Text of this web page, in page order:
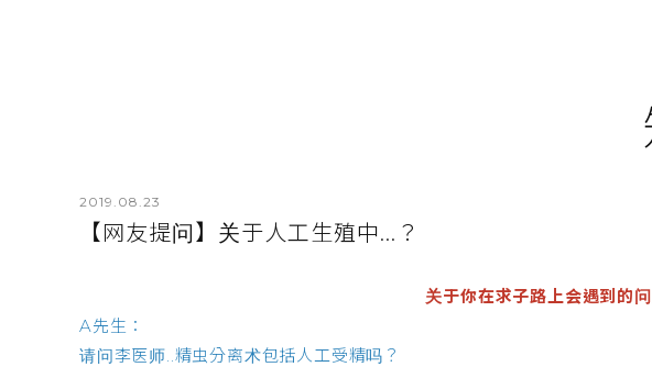
2019.08.23
【网友提问】关于人工生殖中...？
关于你在求子路上会遇到的
A先生：
请问李医师..精虫分离术包括人工受精吗？